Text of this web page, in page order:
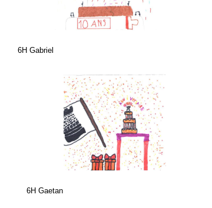
6H Gabriel
6H Gaetan